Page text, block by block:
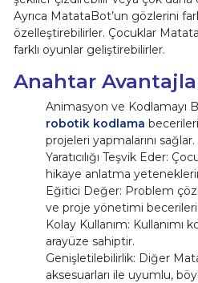
Ayrıca MatataBot’un gözlerini
özelleştirebilirler. Çocuklar
farklı oyunlar geliştirebilirler.
Anahtar
Animasyon ve Kodlamayı
robotik kodlama
projeleri yapmalarını sağlar.
Yaratıcılığı Teşvik Eder:
hikaye anlatma
Eğitici Değer: Problem
ve proje yönetimi
Kolay Kullanım: Kullanımı
arayüze sahiptir.
Genişletilebilirlik: Diğer
aksesuarları ile uyumlu,